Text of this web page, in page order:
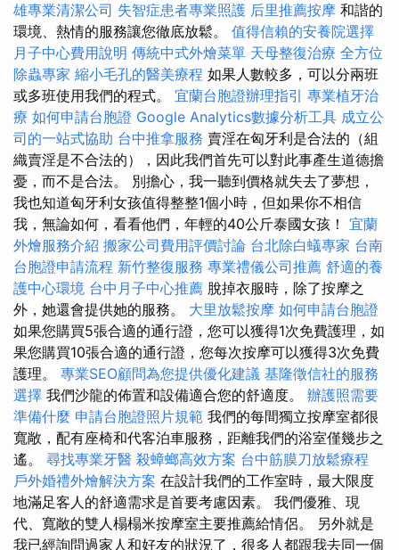
雄專業清潔公司 失智症患者專業照護 后里推薦按摩 和諧的
環境、熱情的服務讓您徹底放鬆。 值得信賴的安養院選擇
月子中心費用說明 傳統中式外燴菜單 天母整復治療 全方位
除蟲專家 縮小毛孔的醫美療程 如果人數較多，可以分兩班
或多班使用我們的程式。 宜蘭台胞證辦理指引 專業植牙治
療 如何申請台胞證 Google Analytics數據分析工具 成立公
司的一站式協助 台中推拿服務 賣淫在匈牙利是合法的（組
織賣淫是不合法的），因此我們首先可以對此事產生道德擔
憂，而不是合法。 別擔心，我一聽到價格就失去了夢想，
我也知道匈牙利女孩值得整整1個小時，但如果你不相信
我，無論如何，看看他們，年輕的40公斤泰國女孩！ 宜蘭
外燴服務介紹 搬家公司費用評價討論 台北除白蟻專家 台南
台胞證申請流程 新竹整復服務 專業禮儀公司推薦 舒適的養
護中心環境 台中月子中心推薦 脫掉衣服時，除了按摩之
外，她還會提供她的服務。 大里放鬆按摩 如何申請台胞證
如果您購買5張合適的通行證，您可以獲得1次免費護理，如
果您購買10張合適的通行證，您每次按摩可以獲得3次免費
護理。 專業SEO顧問為您提供優化建議 基隆徵信社的服務
選擇 我們沙龍的佈置和設備適合您的舒適度。 辦護照需要
準備什麼 申請台胞證照片規範 我們的每間獨立按摩室都很
寬敞，配有座椅和代客泊車服務，距離我們的浴室僅幾步之
遙。 尋找專業牙醫 殺蟑螂高效方案 台中筋膜刀放鬆療程
戶外婚禮外燴解決方案 在設計我們的工作室時，最大限度
地滿足客人的舒適需求是首要考慮因素。 我們優雅、現
代、寬敞的雙人榻榻米按摩室主要推薦給情侶。 另外就是
我已經詢問過家人和好友的狀況了，很多人都跟我去同一個